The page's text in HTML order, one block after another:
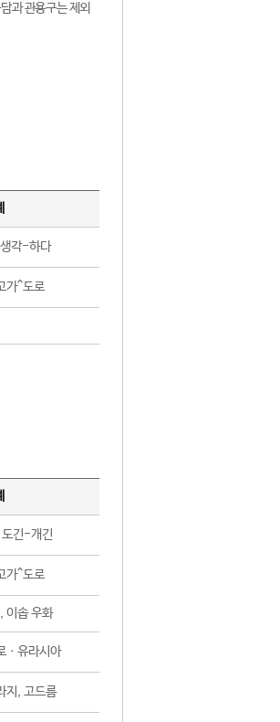
과 관용구는 제외
각-하다
가^도로
긴-개긴
가^도로
이솝 우화
ㆍ유라시아
지, 고드름